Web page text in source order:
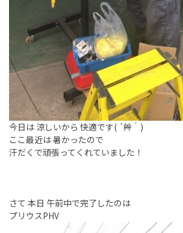
今日は 涼しいから 快適です( ´艸｀)
ここ最近は 暑かったので
汗だくで頑張ってくれていました！
さて 本日 午前中で完了したのは
プリウスPHV